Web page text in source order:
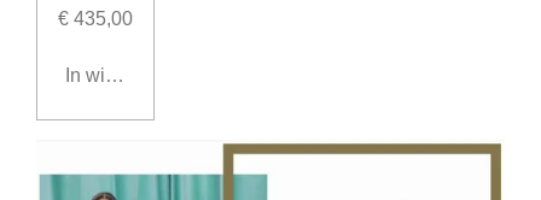
€ 435,00
In winkelwagen